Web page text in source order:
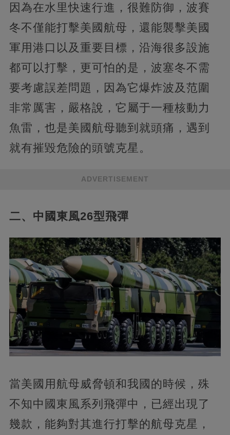
因為在水里快速行進，很難防御，波賽
冬不僅能打擊美國航母，還能襲擊美國
軍用港口以及重要目標，沿海很多設施
都可以打擊，更可怕的是，波塞冬不需
要考慮誤差問題，因為它爆炸波及范圍
非常厲害，嚴格說，它屬于一種核動力
魚雷，也是美國航母聽到就頭痛，遇到
就有摧毀危險的頭號克星。
ADVERTISEMENT
二、中國東風26型飛彈
當美國用航母威脅頓和我國的時候，殊
不知中國東風系列飛彈中，已經出現了
幾款，能夠對其進行打擊的航母克星，